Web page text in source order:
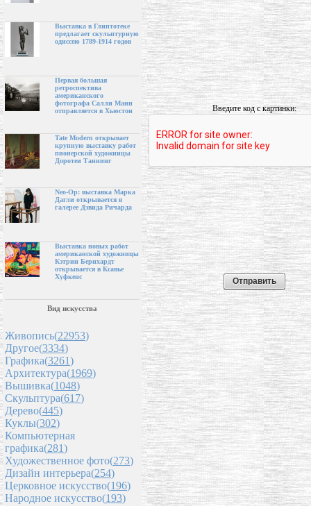
Выставка в Глиптотеке
предлагает скульптурную
одиссею 1789-1914 годов
Первая большая
ретроспектива
американского
фотографа Салли Манн
отправляется в Хьюстон
Tate Modern открывает
крупную выставку работ
пионерской художницы
Доротеи Таннинг
Neo-Op: выставка Марка
Дагли открывается в
галерее Дэвида Ричарда
Выставка новых работ
американской художницы
Кэтрин Бернхардт
открывается в Ксавье
Хуфкенс
Вид искусства
Живопись(22953)
Другое(3334)
Графика(3261)
Архитектура(1969)
Вышивка(1048)
Скульптура(617)
Дерево(445)
Куклы(302)
Компьютерная
графика(281)
Художественное фото(273)
Дизайн интерьера(254)
Церковное искусство(196)
Народное искусство(193)
Введите код с картинки: